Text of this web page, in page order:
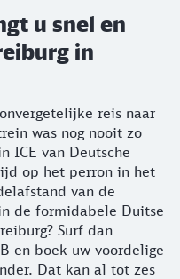
u snel en
in
reis naar
was nog nooit zo
ICE van Deutsche
op het perron in het
van de
de formidabele Duitse
Surf dan
en boek uw voordelige
Dat kan al tot zes